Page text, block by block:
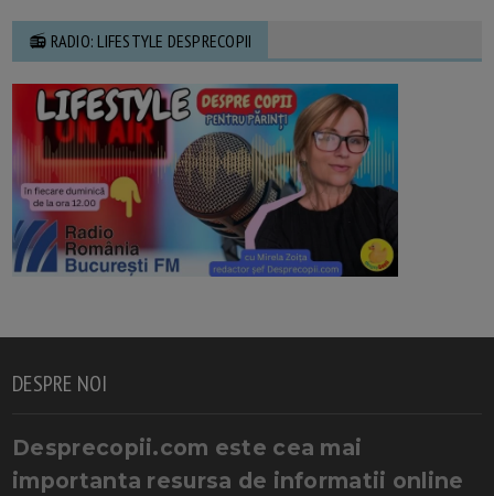
📻 RADIO: LIFESTYLE DESPRECOPII
DESPRE NOI
Desprecopii.com este cea mai
importanta resursa de informatii online